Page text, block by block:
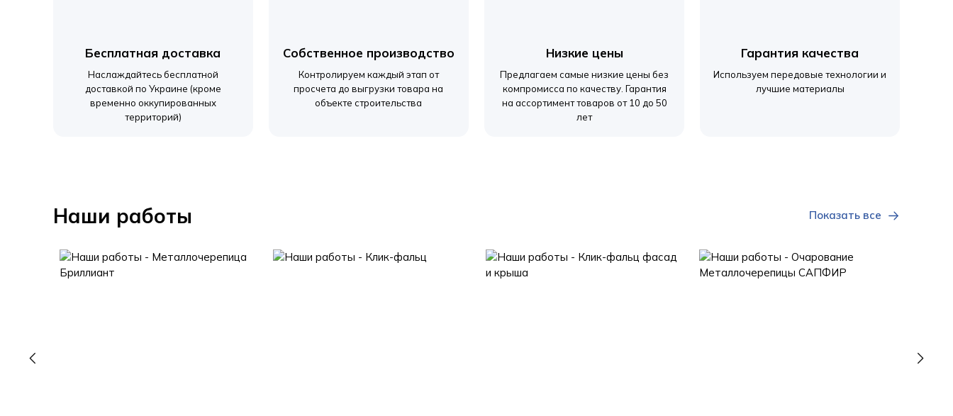
Бесплатная доставка
Наслаждайтесь бесплатной
доставкой по Украине (кроме
временно оккупированных
территорий)
Собственное производство
Контролируем каждый этап от
просчета до выгрузки товара на
объекте строительства
Низкие цены
Предлагаем самые низкие цены без
компромисса по качеству. Гарантия
на ассортимент товаров от 10 до 50
лет
Гарантия качества
Используем передовые технологии и
лучшие материалы
Наши работы Показать все